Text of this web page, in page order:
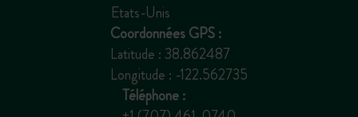
Etats-Unis
Coordonnées GPS :
Latitude : 38.862487
Longitude : -122.562735
Téléphone :